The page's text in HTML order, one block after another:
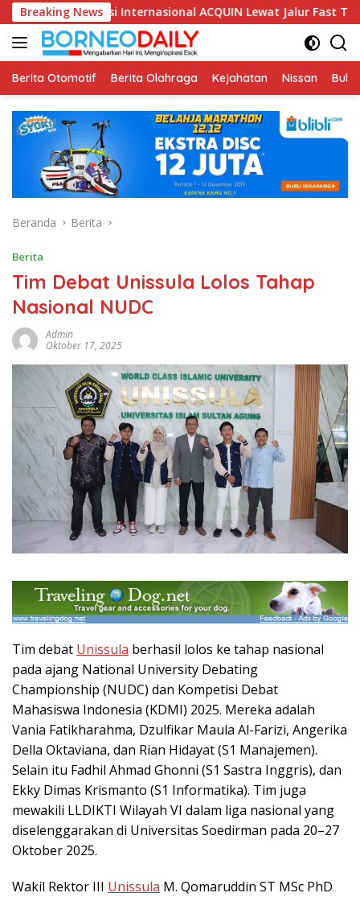
Langsung
ke
konten
Breaking News
Internasional ACQUIN Lewat Jalur Fast Track
Berita Otomotif Berita Olahraga Kejahatan Nissan
Beranda Berita
Berita
Tim Debat Unissula Lolos Tahap
Nasional NUDC
Admin
Oktober 17, 2025
Tim debat Unissula berhasil lolos ke tahap nasional
pada ajang National University Debating
Championship (NUDC) dan Kompetisi Debat
Mahasiswa Indonesia (KDMI) 2025. Mereka adalah
Vania Fatikharahma, Dzulfikar Maula Al-Farizi, Angerika
Della Oktaviana, dan Rian Hidayat (S1 Manajemen).
Selain itu Fadhil Ahmad Ghonni (S1 Sastra Inggris), dan
Ekky Dimas Krismanto (S1 Informatika). Tim juga
mewakili LLDIKTI Wilayah VI dalam liga nasional yang
diselenggarakan di Universitas Soedirman pada 20–27
Oktober 2025.
Wakil Rektor III Unissula M. Qomaruddin ST MSc PhD